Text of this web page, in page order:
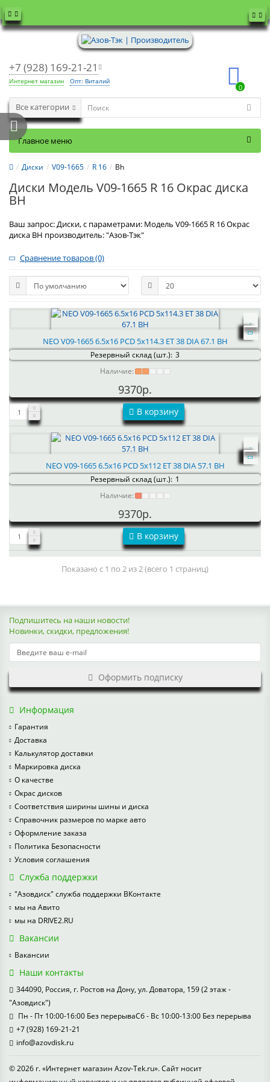
+7 (928) 169-21-21
Интернет магазин Опт: Виталий
0
Все категории
Главное меню
Диски V09-1665 R 16 Bh
Диски Модель V09-1665 R 16 Окрас диска
BH
Ваш запрос: Диски, с параметрами: Модель V09-1665 R 16 Окрас
диска BH производитель: "Азов-Тэк"
Сравнение товаров (0)
NEO V09-1665 6.5x16 PCD 5x114.3 ET 38 DIA 67.1 BH
Резервный склад (шт.): 3
Наличие:
9370р.
В корзину
NEO V09-1665 6.5x16 PCD 5x112 ET 38 DIA 57.1 BH
Резервный склад (шт.): 1
Наличие:
9370р.
В корзину
Показано с 1 по 2 из 2 (всего 1 страниц)
Подпишитесь на наши новости!
Новинки, скидки, предложения!
Оформить подписку
Информация
Гарантия
Доставка
Калькулятор доставки
Маркировка диска
О качестве
Окрас дисков
Соответствия ширины шины и диска
Справочник размеров по марке авто
Оформление заказа
Политика Безопасности
Условия соглашения
Служба поддержки
"Азовдиск" служба поддержки ВКонтакте
мы на Авито
мы на DRIVE2.RU
Вакансии
Вакансии
Наши контакты
344090, Россия, г. Ростов на Дону, ул. Доватора, 159 (2 этаж -
"Азовдиск")
Пн - Пт 10:00-16:00 Без перерываСб - Вс 10:00-13:00 Без перерыва
+7 (928) 169-21-21
info@azovdisk.ru
© 2026 г. «Интернет магазин Azov-Tek.ru». Сайт носит